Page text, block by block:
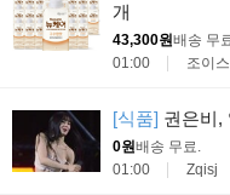
개
43,300원배송 무
01:00
조이
[식품] 권은비,
0원배송 무료.
01:00
Zqisj